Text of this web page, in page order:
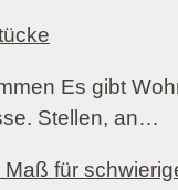
Es gibt
Stellen, an…
für